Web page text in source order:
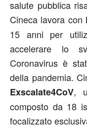
salute pubblica
Cineca lavora con
15 anni per
accelerare lo
Coronavirus è
della pandemia.
Exscalate4CoV,
composto da 18
focalizzato